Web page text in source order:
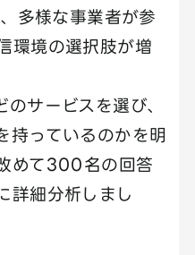
多様な事業者が参
環境の選択肢が増
サービスを選び、
持っているのかを明
めて300名の回答
詳細分析しまし